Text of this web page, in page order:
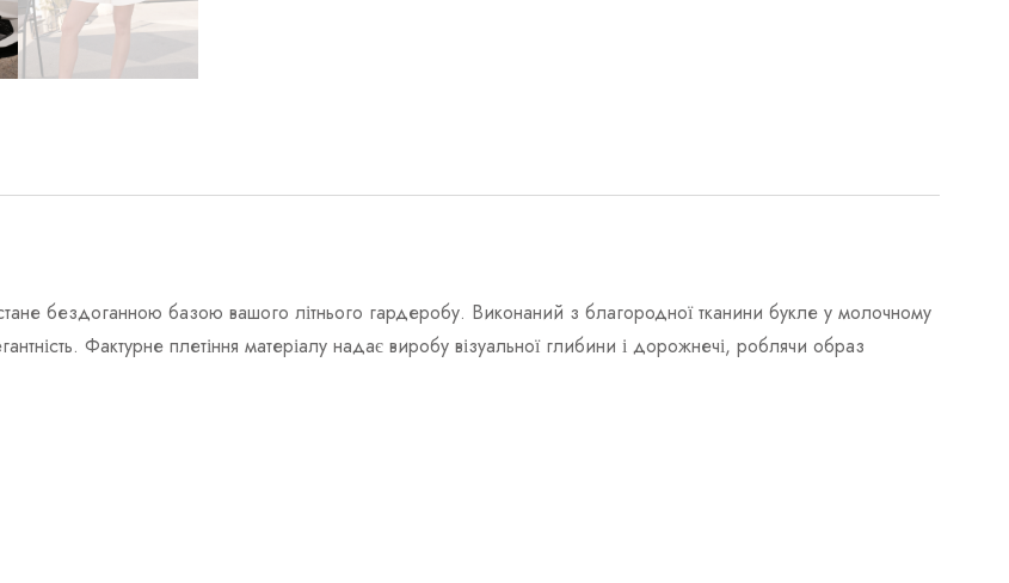
бездоганною базою вашого літнього гардеробу. Виконаний з благородної тканини букле у молочному
Фактурне плетіння матеріалу надає виробу візуальної глибини і дорожнечі, роблячи образ